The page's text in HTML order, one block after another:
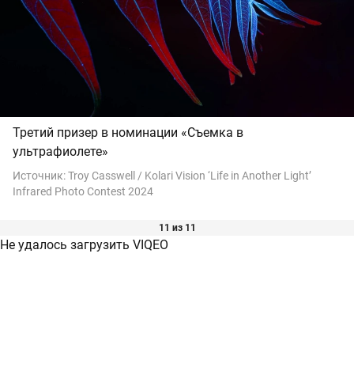
Третий призер в номинации «Съемка в
ультрафиолете»
Источник:Troy Casswell / Kolari Vision ‘Life in Another Light’
Infrared Photo Contest 2024
11 из 11
Не удалось загрузить VIQEO